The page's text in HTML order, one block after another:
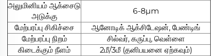
அலுமினியம் ஆக்சைடு
அடுக்கு
6-8μm
மேற்பரப்பு சிகிச்சை
ஆனோடிக் ஆக்சிடேஷன், பேண்டிங்
மேற்பரப்பு நிறம்
சில்வர், கருப்பு, வெள்ளை
கிடைக்கும் நீளம்
2மீ/3மீ (தனிபயனை ஏற்கவும்)